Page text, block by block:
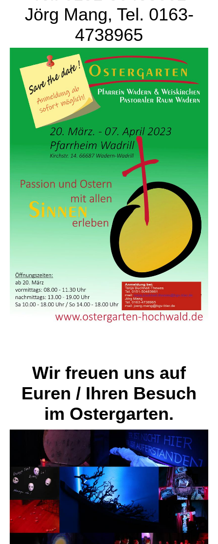
Jörg Mang, Tel. 0163-
4738965
Wir freuen uns auf
Euren / Ihren Besuch
im Ostergarten.